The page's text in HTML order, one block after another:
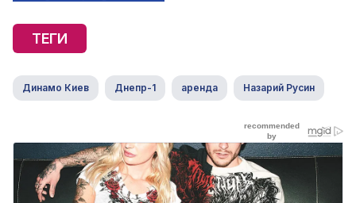
ТЕГИ
Динамо Киев Днепр-1 аренда Назарий Русин